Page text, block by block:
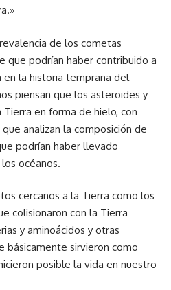
de los cometas
que podrían haber contribuido a
en la historia temprana del
piensan que los asteroides y
en forma de hielo, con
analizan la composición de
podrían haber llevado
océanos.
cercanos a la Tierra como los
colisionaron con la Tierra
y aminoácidos y otras
básicamente sirvieron como
posible la vida en nuestro